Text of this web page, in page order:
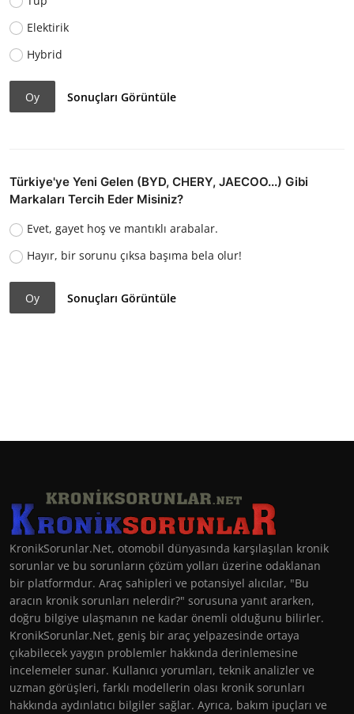
Elektirik
Hybrid
Oy Sonuçları Görüntüle
Türkiye'ye Yeni Gelen (BYD, CHERY, JAECOO...) Gibi
Markaları Tercih Eder Misiniz?
Evet, gayet hoş ve mantıklı arabalar.
Hayır, bir sorunu çıksa başıma bela olur!
Oy Sonuçları Görüntüle
KronikSorunlar.Net, otomobil dünyasında karşılaşılan kronik
sorunlar ve bu sorunların çözüm yolları üzerine odaklanan
bir platformdur. Araç sahipleri ve potansiyel alıcılar, "Bu
aracın kronik sorunları nelerdir?" sorusuna yanıt ararken,
doğru bilgiye ulaşmanın ne kadar önemli olduğunu bilirler.
KronikSorunlar.Net, geniş bir araç yelpazesinde ortaya
çıkabilecek yaygın problemler hakkında derinlemesine
incelemeler sunar. Kullanıcı yorumları, teknik analizler ve
uzman görüşleri, farklı modellerin olası kronik sorunları
hakkında aydınlatıcı bilgiler sağlar. Ayrıca, bakım ipuçları ve